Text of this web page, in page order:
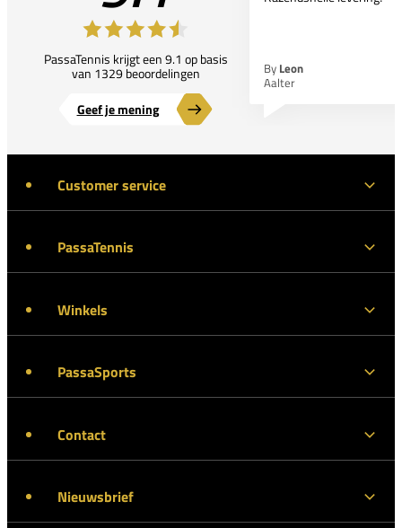
PassaTennis krijgt een 9.1 op basis
van 1329 beoordelingen
Geef je mening
By Leon
Aalter
Customer service
PassaTennis
Winkels
PassaSports
Contact
Nieuwsbrief